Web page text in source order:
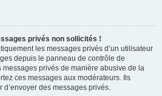
privés non sollicités !
les messages privés d’un utilisateur
depuis le panneau de contrôle de
messages privés de manière abusive de la
ces messages aux modérateurs. Ils
des messages privés.